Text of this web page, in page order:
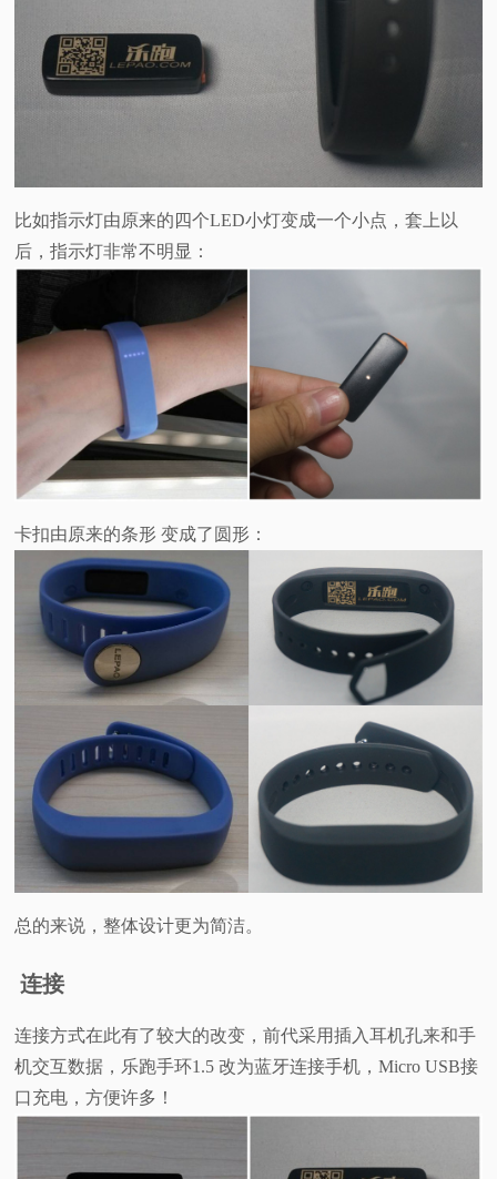
比如指示灯由原来的四个LED小灯变成一个小点，套上以
后，指示灯非常不明显：
卡扣由原来的条形 变成了圆形：
总的来说，整体设计更为简洁。
连接
连接方式在此有了较大的改变，前代采用插入耳机孔来和手
机交互数据，乐跑手环1.5 改为蓝牙连接手机，Micro USB接
口充电，方便许多！